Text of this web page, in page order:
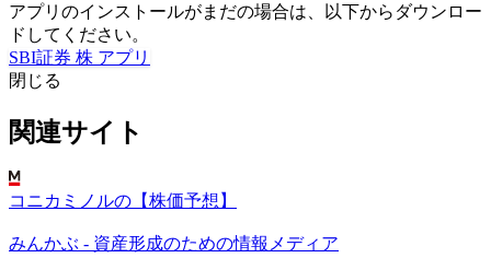
アプリのインストールがまだの場合は、以下からダウンロー
ドしてください。
SBI証券 株 アプリ
閉じる
関連サイト
コニカミノルの【株価予想】
みんかぶ - 資産形成のための情報メディア